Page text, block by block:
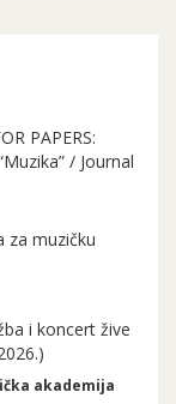
PAPERS:
/ Journal
za muzičku
i koncert žive
akademija